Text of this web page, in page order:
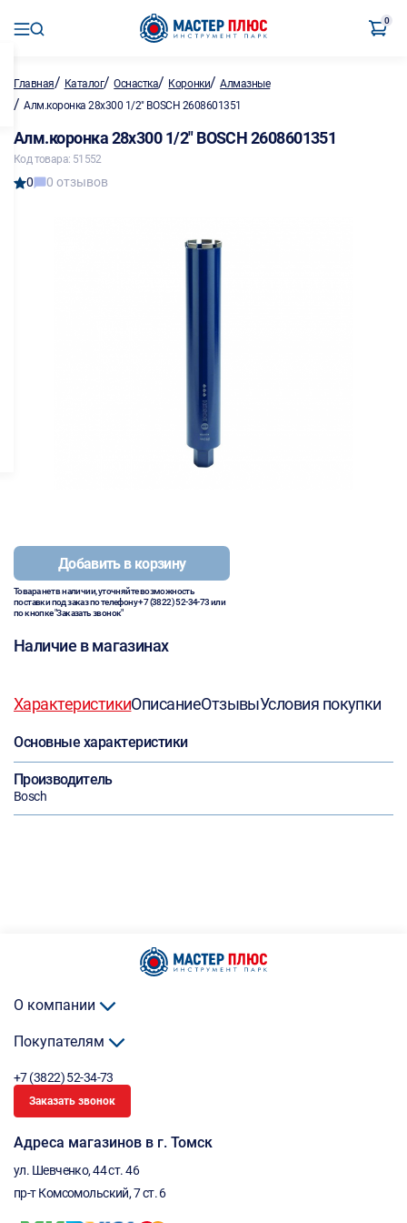
0
Главная/ Каталог/Оснастка/ Коронки/Алмазные
/ Алм.коронка 28х300 1/2" BOSCH 2608601351
Алм.коронка 28х300 1/2" BOSCH 2608601351
Код товара: 51552
0 0 отзывов
Добавить в корзину
Товара нет в наличии, уточняйте возможность
поставки под заказ по телефону+7 (3822) 52-34-73или
по кнопке "Заказать звонок"
Наличие в магазинах
ХарактеристикиОписаниеОтзывыУсловия покупки
Основные характеристики
Производитель
Bosch
О компании
Покупателям
+7 (3822) 52-34-73
Заказать звонок
Адреса магазинов в г. Томск
ул. Шевченко, 44 ст. 46
пр-т Комсомольский, 7 ст. 6